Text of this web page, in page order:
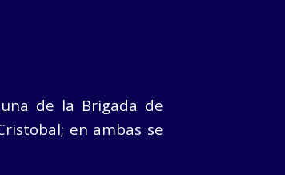
de la Brigada de
en ambas se